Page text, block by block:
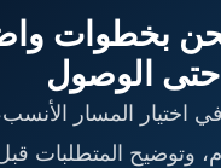
بخطوات
حتى الوصول
المسار
وتوضيح المتطلبات قبل